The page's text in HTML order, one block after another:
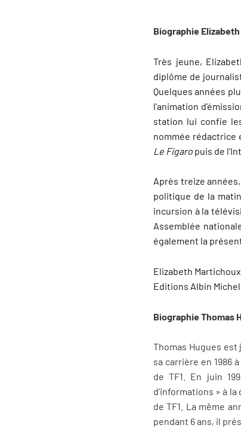
Biographie
Très jeune,
diplôme de
Quelques années
l'animation
station lui confie
nommée rédactrice
Le Figaro puis de
Après treize
politique de la
incursion à la
Assemblée
également la
Elizabeth
Editions Albin
Biographie Thomas
Thomas Hugues est
sa carrière en 1986
de TF1. En juin
d’informations » à
de TF1. La même
pendant 6 ans, il